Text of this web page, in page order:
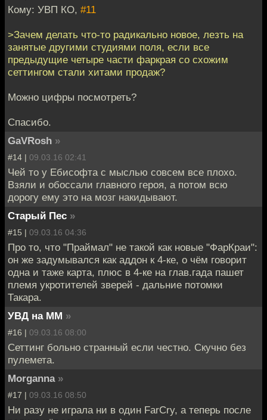
Кому: УВП КО, #11
>Зачем делать что-то радикально новое, лезть на
занятые другими студиями поля, если все
предыдущие четыре части фаркрая со схожим
сеттингом стали хитами продаж?
Можно цифры посмотреть?
Спасибо.
GaVRosh »
#14 | 09.03.16 02:41
Чей то у Ебисофта с мыслью совсем все плохо.
Взяли и обоссали главного героя, а потом всю
дорогу ему это на мозг накидывают.
Старый Пес »
#15 | 09.03.16 04:36
Про то, что "Праймал" не такой как новые "ФарКраи":
он же задумывался как аддон к 4-ке, о чём говорит
одна и таже карта, плюс в 4-ке на глав.гада пашет
племя укротителей зверей - дальние потомки
Такара.
УВД на ММ »
#16 | 09.03.16 08:00
Сеттинг больно странный если честно. Скучно без
пулемета.
Morganna »
#17 | 09.03.16 08:50
Ни разу не играла ни в один FarCry, а теперь после